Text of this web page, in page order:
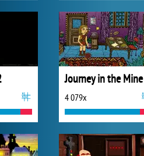
Journey in the Mine
4 079x